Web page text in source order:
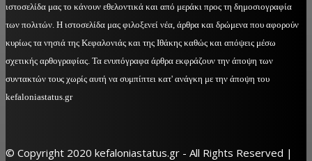
ιστοσελίδα μας το κάνουν εθελοντικά και από μεράκι προς τη δημοσιογραφία
των πολιτών. Η ιστοσελίδα μας φιλοξενεί νέα, άρθρα και δρώμενα που αφορούν
κυρίως τα νησιά της Κεφαλονιάς και της Ιθάκης καθώς και απόψεις μέσω
σχετικής αρθογραφίας. Τα ενυπόγραφα άρθρα εκφράζουν την άποψη των
συντακτών τους χωρίς αυτή να συμπίπτει κατ' ανάγκη με την άποψη του
kefaloniastatus.gr
© Copyright 2020 kefaloniastatus.gr - All Rights Reserved |